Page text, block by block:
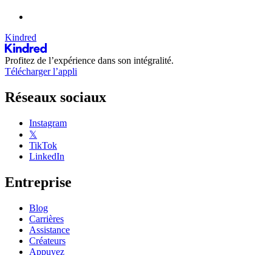
Kindred
Profitez de l’expérience dans son intégralité.
Télécharger l’appli
Réseaux sociaux
Instagram
𝕏
TikTok
LinkedIn
Entreprise
Blog
Carrières
Assistance
Créateurs
Appuyez